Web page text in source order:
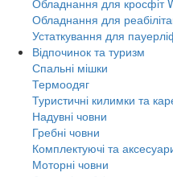
Обладнання для
Устаткування для
Відпочинок та туризм
Спальні мішки
Термоодяг
Туристичні килимки та
Надувні човни
Гребні човни
Комплектуючі та
Моторні човни